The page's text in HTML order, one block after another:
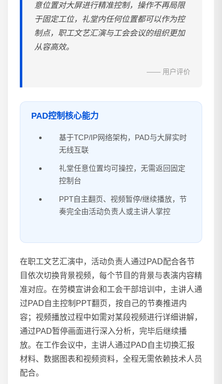
意位置对大屏进行精准控制，操作不再局限
于固定工位，礼堂内任何位置都可以作为控
制点，职工文艺汇演与工会会议的组织更加
从容高效。
—— 用户评价
PAD控制核心能力
基于TCP/IP网络架构，PAD与大屏实时
无线互联
礼堂任意位置均可操控，无需返回固定
控制台
PPT自主翻页、视频暂停/继续播放，节
奏完全由活动负责人或主讲人掌控
在职工文艺汇演中，活动负责人通过PAD配合各节
目依次切换背景视频，每个节目的背景与表演内容精
准对应。在劳模宣讲会和工会干部培训中，主讲人通
过PAD自主控制PPT翻页，按自己的节奏推进内
容；视频播放过程中如需对某段视频进行详细讲解，
通过PAD暂停画面进行深入分析，完毕后继续播
放。在工作会议中，主讲人通过PAD自主切换汇报
材料、数据图表和视频资料，全程无需依赖技术人员
配合。